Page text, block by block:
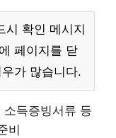
시 확인 메시지
페이지를 닫
가 많습니다.
득증빙서류 등
비